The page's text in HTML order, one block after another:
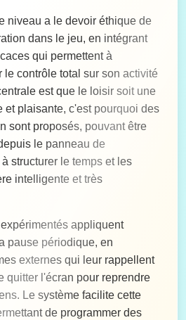
niveau a le devoir éthique de
dans le jeu, en intégrant
qui permettent à
le contrôle total sur son activité
est que le loisir soit une
et plaisante, c'est pourquoi des
sont proposés, pouvant être
le panneau de
structurer le temps et les
intelligente et très
appliquent
pause périodique, en
externes qui leur rappellent
quitter l'écran pour reprendre
Le système facilite cette
de programmer des